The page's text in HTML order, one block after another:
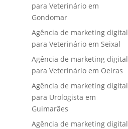
para Veterinário em
Gondomar
Agência de marketing digital
para Veterinário em Seixal
Agência de marketing digital
para Veterinário em Oeiras
Agência de marketing digital
para Urologista em
Guimarães
Agência de marketing digital